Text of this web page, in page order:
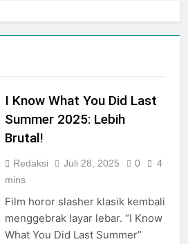
Agustus 2026 Dengan Tema
Nation Heritage
Plaza Ambarrukmo Rayakan
Hingga 80% Dan Rangkaian
Event Spesial
I Know What You Did Last
Summer 2025: Lebih
Brutal!
Redaksi Juli 28, 2025 0
4
mins
Film horor slasher klasik kembali
menggebrak layar lebar. “I Know
What You Did Last Summer”